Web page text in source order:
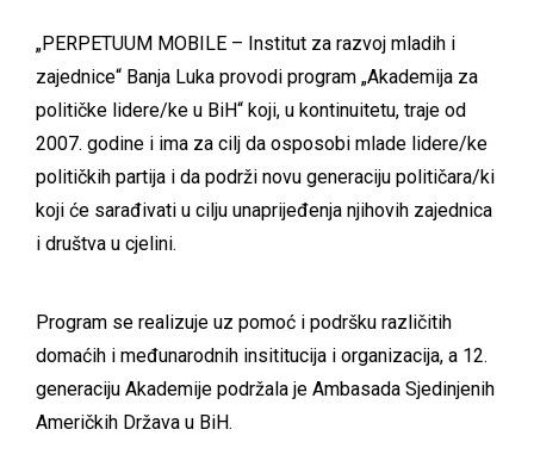
„PERPETUUM MOBILE – Institut za razvoj mladih i
zajednice“ Banja Luka provodi program „Akademija za
političke lidere/ke u BiH“ koji, u kontinuitetu, traje od
2007. godine i ima za cilj da osposobi mlade lidere/ke
političkih partija i da podrži novu generaciju političara/ki
koji će sarađivati u cilju unaprijeđenja njihovih zajednica
i društva u cjelini.
Program se realizuje uz pomoć i podršku različitih
domaćih i međunarodnih insititucija i organizacija, a 12.
generaciju Akademije podržala je Ambasada Sjedinjenih
Američkih Država u BiH.